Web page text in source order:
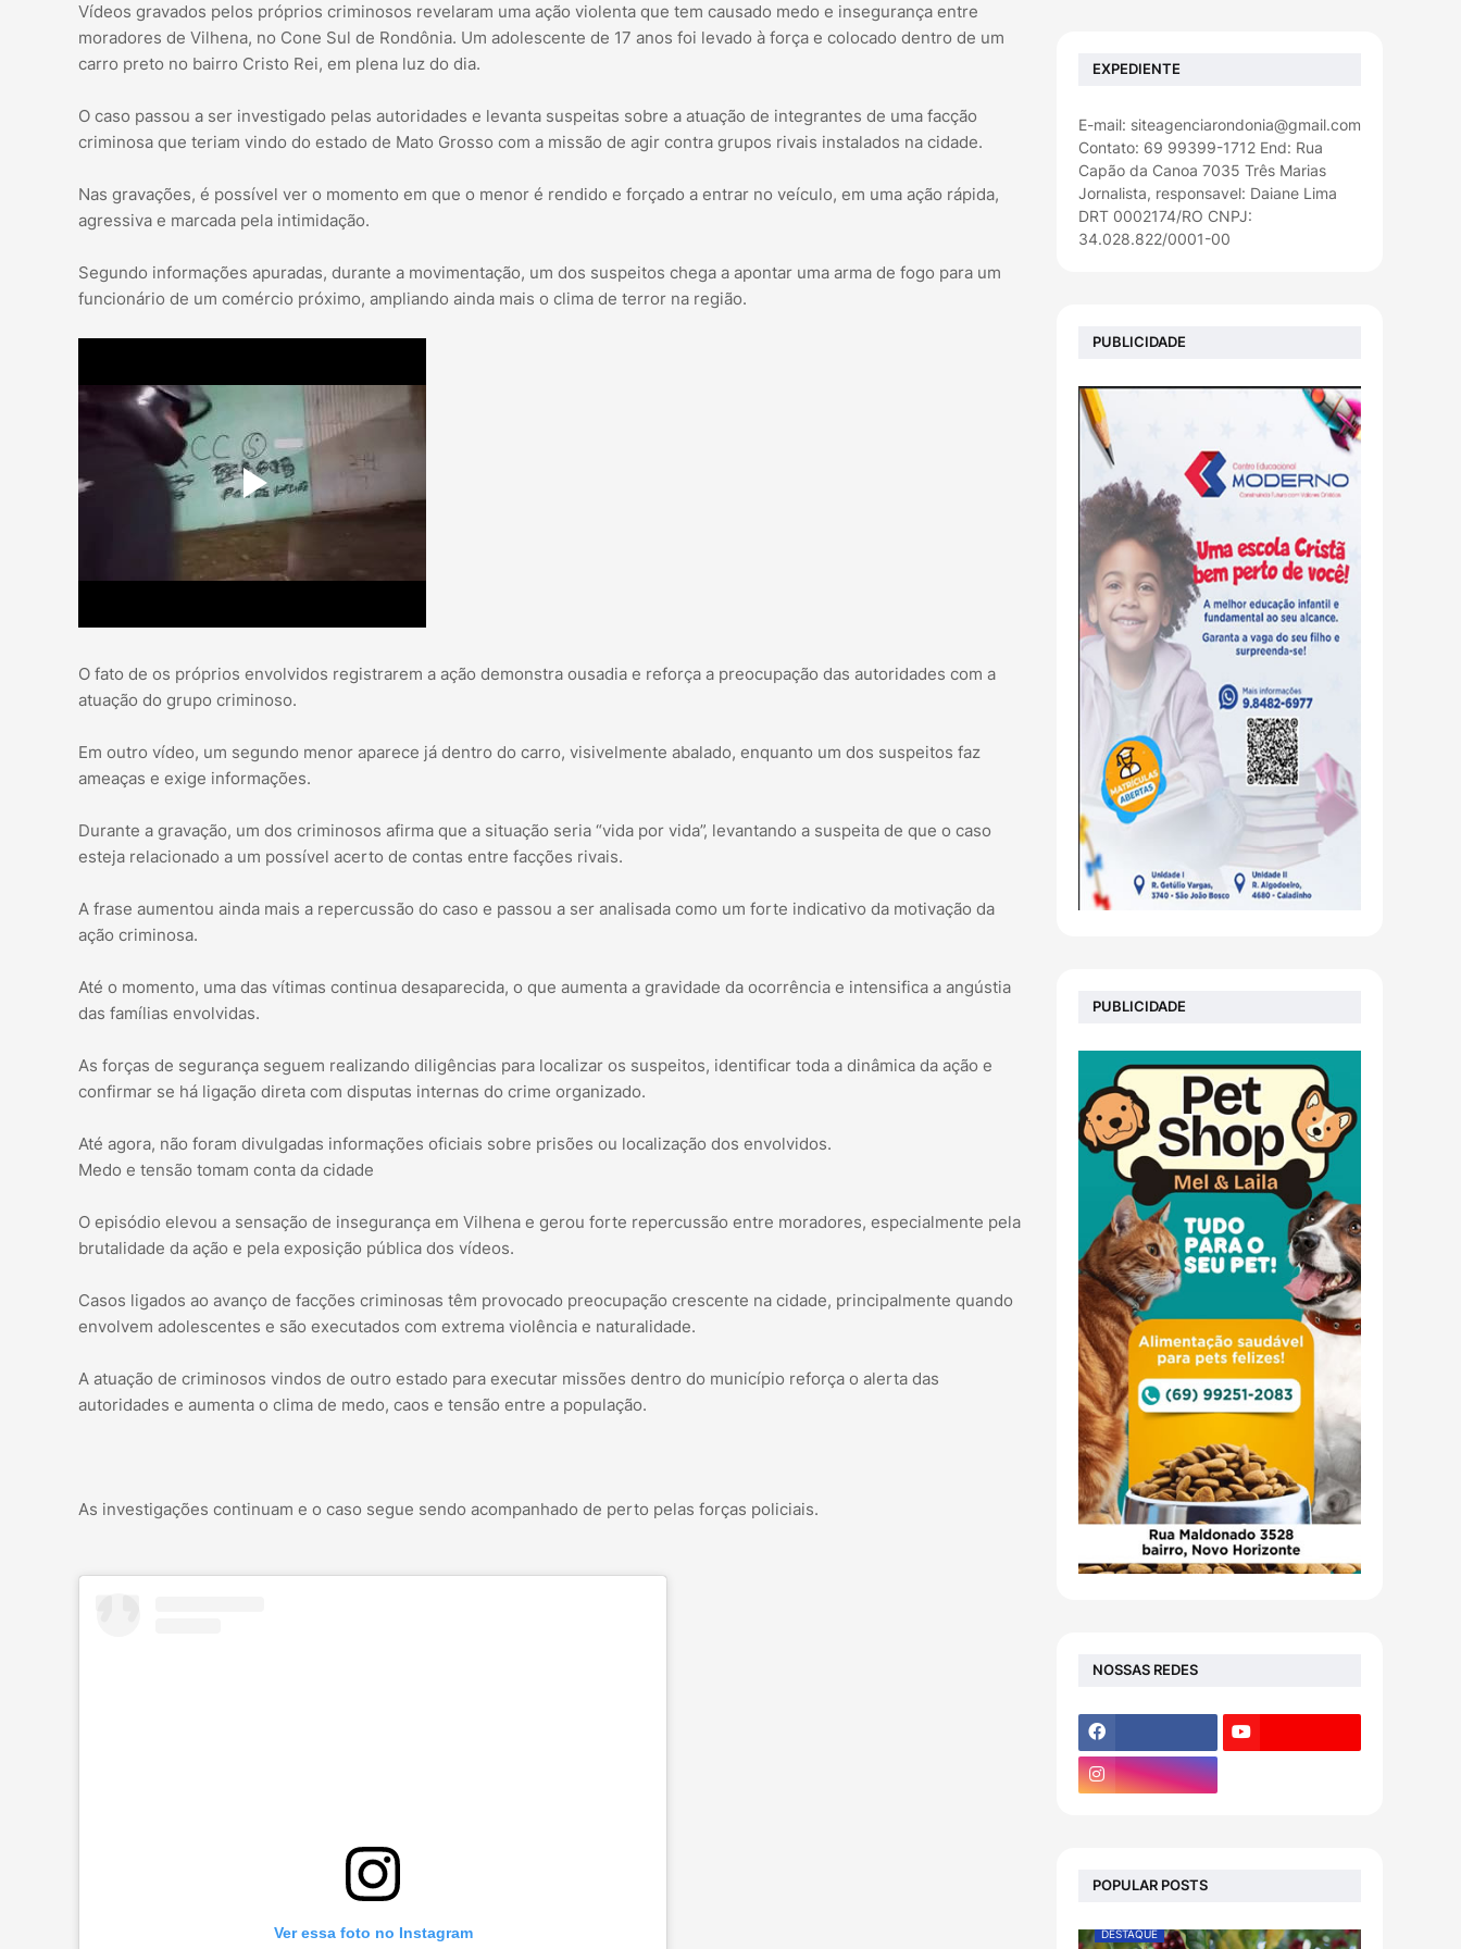
Vídeos gravados pelos próprios criminosos revelaram uma ação violenta que tem causado medo e insegurança entre
moradores de Vilhena, no Cone Sul de Rondônia. Um adolescente de 17 anos foi levado à força e colocado dentro de um
carro preto no bairro Cristo Rei, em plena luz do dia.
O caso passou a ser investigado pelas autoridades e levanta suspeitas sobre a atuação de integrantes de uma facção
criminosa que teriam vindo do estado de Mato Grosso com a missão de agir contra grupos rivais instalados na cidade.
Nas gravações, é possível ver o momento em que o menor é rendido e forçado a entrar no veículo, em uma ação rápida,
agressiva e marcada pela intimidação.
Segundo informações apuradas, durante a movimentação, um dos suspeitos chega a apontar uma arma de fogo para um
funcionário de um comércio próximo, ampliando ainda mais o clima de terror na região.
O fato de os próprios envolvidos registrarem a ação demonstra ousadia e reforça a preocupação das autoridades com a
atuação do grupo criminoso.
Em outro vídeo, um segundo menor aparece já dentro do carro, visivelmente abalado, enquanto um dos suspeitos faz
ameaças e exige informações.
Durante a gravação, um dos criminosos afirma que a situação seria “vida por vida”, levantando a suspeita de que o caso
esteja relacionado a um possível acerto de contas entre facções rivais.
A frase aumentou ainda mais a repercussão do caso e passou a ser analisada como um forte indicativo da motivação da
ação criminosa.
Até o momento, uma das vítimas continua desaparecida, o que aumenta a gravidade da ocorrência e intensifica a angústia
das famílias envolvidas.
As forças de segurança seguem realizando diligências para localizar os suspeitos, identificar toda a dinâmica da ação e
confirmar se há ligação direta com disputas internas do crime organizado.
Até agora, não foram divulgadas informações oficiais sobre prisões ou localização dos envolvidos.
Medo e tensão tomam conta da cidade
O episódio elevou a sensação de insegurança em Vilhena e gerou forte repercussão entre moradores, especialmente pela
brutalidade da ação e pela exposição pública dos vídeos.
Casos ligados ao avanço de facções criminosas têm provocado preocupação crescente na cidade, principalmente quando
envolvem adolescentes e são executados com extrema violência e naturalidade.
A atuação de criminosos vindos de outro estado para executar missões dentro do município reforça o alerta das
autoridades e aumenta o clima de medo, caos e tensão entre a população.
As investigações continuam e o caso segue sendo acompanhado de perto pelas forças policiais.
Ver essa foto no Instagram
EXPEDIENTE
E-mail: siteagenciarondonia@gmail.com
Contato: 69 99399-1712 End: Rua
Capão da Canoa 7035 Três Marias
Jornalista, responsavel: Daiane Lima
DRT 0002174/RO CNPJ:
34.028.822/0001-00
PUBLICIDADE
PUBLICIDADE
NOSSAS REDES
POPULAR POSTS
DESTAQUE